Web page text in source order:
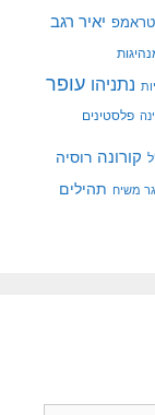
טראמפ יאיר רגב
נתניהו עופר
פלסטינים
קורונה רוסיה
משיח תהילים